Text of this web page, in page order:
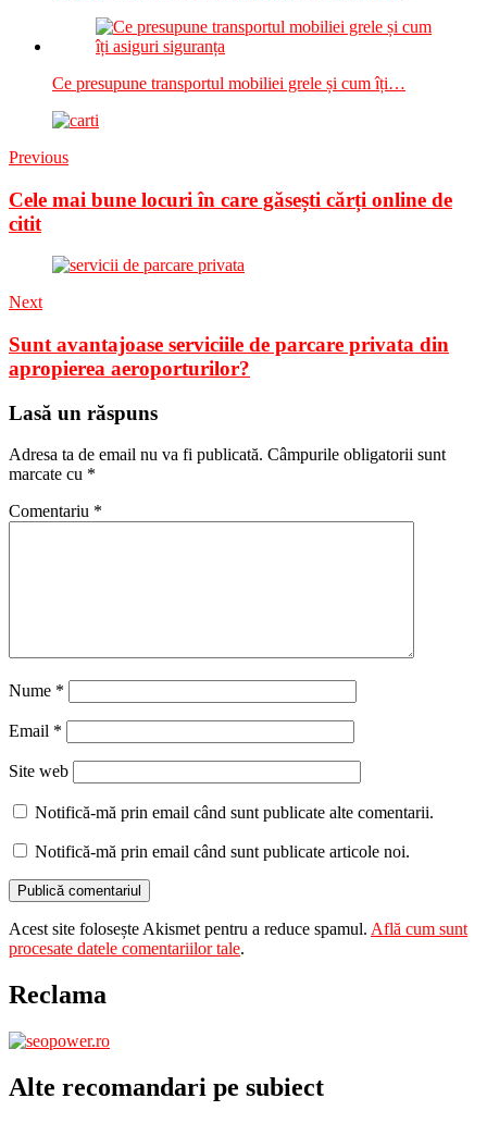
Ce presupune transportul mobiliei grele și cum îți…
Previous
Cele mai bune locuri în care găsești cărți online de
citit
Next
Sunt avantajoase serviciile de parcare privata din
apropierea aeroporturilor?
Lasă un răspuns
Adresa ta de email nu va fi publicată. Câmpurile obligatorii sunt
marcate cu *
Comentariu *
Nume *
Email *
Site web
Notifică-mă prin email când sunt publicate alte comentarii.
Notifică-mă prin email când sunt publicate articole noi.
Acest site folosește Akismet pentru a reduce spamul. Află cum sunt
procesate datele comentariilor tale.
Reclama
Alte recomandari pe subiect